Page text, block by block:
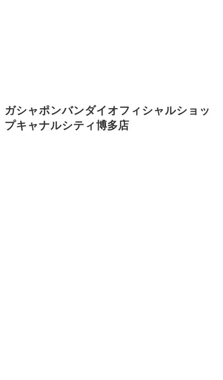
ガシャポンバンダイオフィシャルショッ
プキャナルシティ博多店